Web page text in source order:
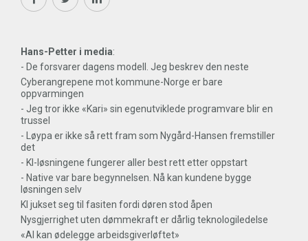
Hans-Petter i media:
- De forsvarer dagens modell. Jeg beskrev den neste
Cyberangrepene mot kommune-Norge er bare
oppvarmingen
- Jeg tror ikke «Kari» sin egenutviklede programvare blir en
trussel
- Løypa er ikke så rett fram som Nygård-Hansen fremstiller
det
- KI-løsningene fungerer aller best rett etter oppstart
- Native var bare begynnelsen. Nå kan kundene bygge
løsningen selv
KI jukset seg til fasiten fordi døren stod åpen
Nysgjerrighet uten dømmekraft er dårlig teknologiledelse
«AI kan ødelegge arbeidsgiverløftet»